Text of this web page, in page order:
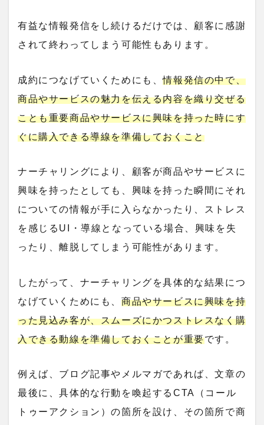
有益な情報発信をし続けるだけでは、顧客に感謝
されて終わってしまう可能性もあります。
成約につなげていくためにも、情報発信の中で、
商品やサービスの魅力を伝える内容を織り交ぜる
ことも重要商品やサービスに興味を持った時にす
ぐに購入できる導線を準備しておくこと
ナーチャリングにより、顧客が商品やサービスに
興味を持ったとしても、興味を持った瞬間にそれ
についての情報が手に入らなかったり、ストレス
を感じるUI・導線となっている場合、興味を失
ったり、離脱してしまう可能性があります。
したがって、ナーチャリングを具体的な結果につ
なげていくためにも、商品やサービスに興味を持
った見込み客が、スムーズにかつストレスなく購
入できる動線を準備しておくことが重要です。
例えば、ブログ記事やメルマガであれば、文章の
最後に、具体的な行動を喚起するCTA（コール
トゥーアクション）の箇所を設け、その箇所で商